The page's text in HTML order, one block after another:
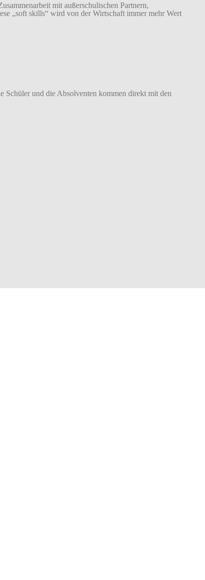
mit außerschulischen Partnern,
„soft skills“ wird von der Wirtschaft immer mehr Wert
Schüler und die Absolventen kommen direkt mit den